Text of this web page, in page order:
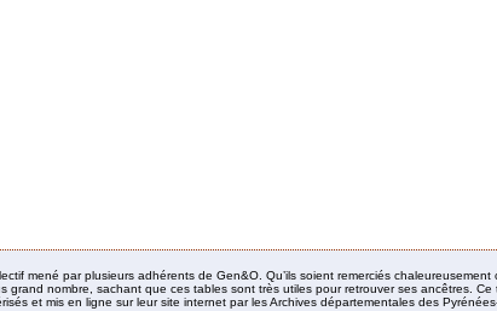
mené par plusieurs adhérents de Gen&O. Qu’ils soient remerciés chaleureusement
grand nombre, sachant que ces tables sont très utiles pour retrouver ses ancêtres. Ce
et mis en ligne sur leur site internet par les Archives départementales des